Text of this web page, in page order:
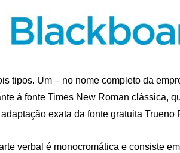
tipos. Um – no nome completo da
à fonte Times New Roman clássica,
exata da fonte gratuita Trueno
verbal é monocromática e consiste